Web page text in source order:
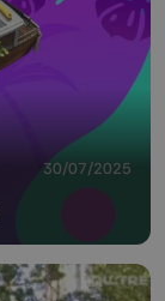
30/07/2025